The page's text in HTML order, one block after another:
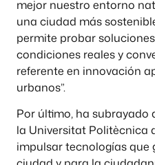
mejor nuestro entorno
una ciudad más
permite probar
condiciones reales y
referente en innovación
urbanos”.
Por último, ha subrayado
la Universitat Politècnica
impulsar tecnologías que